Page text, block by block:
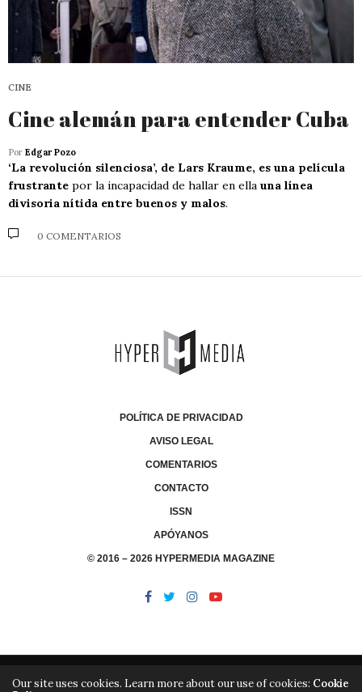
CINE
Cine alemán para entender Cuba
Por Edgar Pozo
‘La revolución silenciosa’, de Lars Kraume, es una película
frustrante por la incapacidad de hallar en ella una línea
divisoria nítida entre buenos y malos.
0 COMENTARIOS
POLÍTICA DE PRIVACIDAD
AVISO LEGAL
COMENTARIOS
CONTACTO
ISSN
APÓYANOS
© 2016 – 2026 HYPERMEDIA MAGAZINE
Our site uses cookies. Learn more about our use of cookies: Cookie